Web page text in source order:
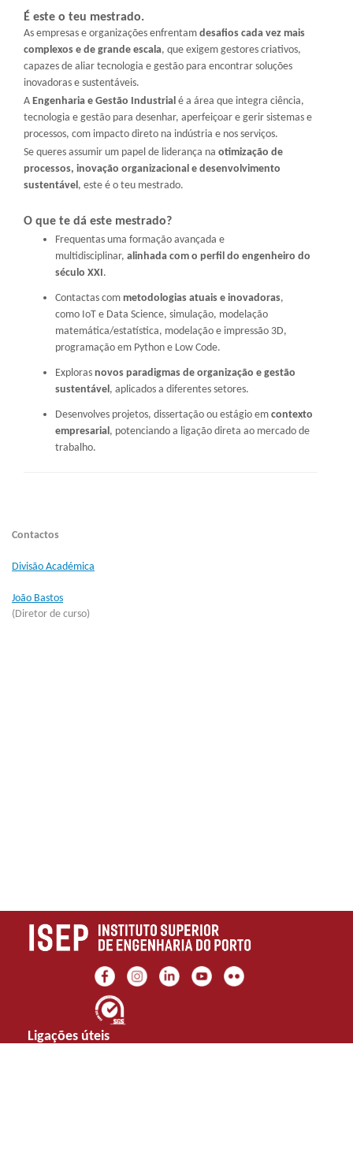
É este o teu mestrado.
As empresas e organizações enfrentam desafios cada vez mais
complexos e de grande escala, que exigem gestores criativos,
capazes de aliar tecnologia e gestão para encontrar soluções
inovadoras e sustentáveis.
A Engenharia e Gestão Industrial é a área que integra ciência,
tecnologia e gestão para desenhar, aperfeiçoar e gerir sistemas e
processos, com impacto direto na indústria e nos serviços.
Se queres assumir um papel de liderança na otimização de
processos, inovação organizacional e desenvolvimento
sustentável, este é o teu mestrado.
O que te dá este mestrado?
Frequentas uma formação avançada e
multidisciplinar, alinhada com o perfil do engenheiro do
século XXI.
Contactas com metodologias atuais e inovadoras,
como IoT e Data Science, simulação, modelação
matemática/estatística, modelação e impressão 3D,
programação em Python e Low Code.
Exploras novos paradigmas de organização e gestão
sustentável, aplicados a diferentes setores.
Desenvolves projetos, dissertação ou estágio em contexto
empresarial, potenciando a ligação direta ao mercado de
trabalho.
Contactos
Divisão Académica
João Bastos
(Diretor de curso)
Ligações úteis